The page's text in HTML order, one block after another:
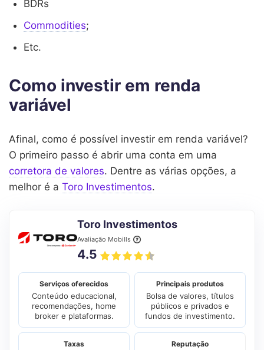
BDRs
Commodities;
Etc.
Como investir em renda
variável
Afinal, como é possível investir em renda variável?
O primeiro passo é abrir uma conta em uma
corretora de valores. Dentre as várias opções, a
melhor é a Toro Investimentos.
Toro Investimentos
Avaliação Mobills
4.5
Serviços oferecidos
Conteúdo educacional,
recomendações, home
broker e plataformas.
Principais produtos
Bolsa de valores, títulos
públicos e privados e
fundos de investimento.
Taxas Reputação